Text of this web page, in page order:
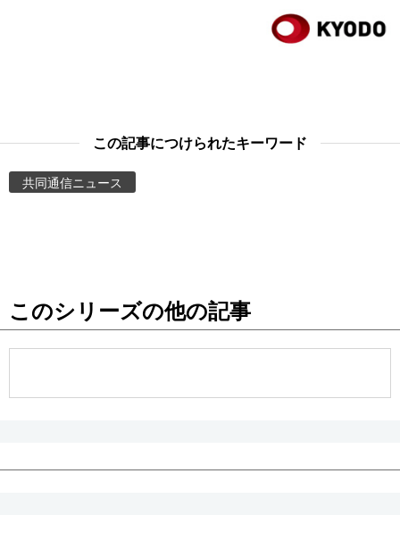
お知らせ
この記事につけられたキーワード
共同通信ニュース
このシリーズの他の記事